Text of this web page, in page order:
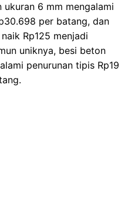
6 mm mengalami
per batang, dan
Rp125 menjadi
uniknya, besi beton
penurunan tipis Rp19